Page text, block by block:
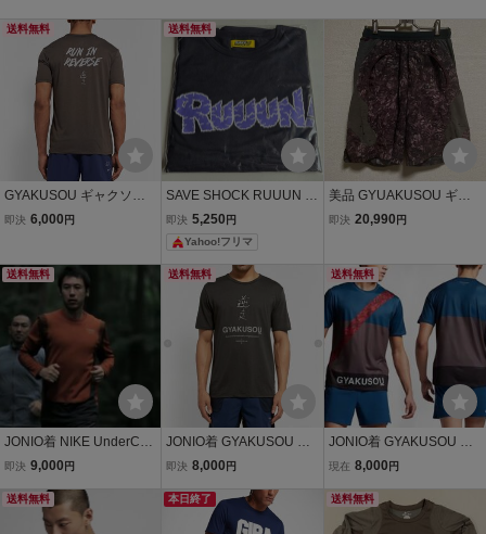
送料無料
GYAKUSOU ギャクソウ
NIKE ナイキ UnderCover
即決 6,000 円
送料無料
SAVE SHOCK RUUUN T
size M Tシャツ ブラック
黒 GO OUT ランニング bu
即決 5,250 円
Yahoo!フリマ
美品 GYUAKUSOU ギャ
クソウ 枯葉 ショートパン
即決 20,990 円
送料無料
JONIO着 NIKE UnderCov
er ナイキ アンダーカバー
DRI-FIT ロングスリーブ
長袖Tシャツ ロングTシャ
即決 9,000 円
送料無料
JONIO着 GYAKUSOU ギ
ャクソウ NIKE ナイキ Un
半袖Tシャツ S
即決 8,000 円
送料無料
JONIO着 GYAKUSOU ギ
ャクソウ NIKE ナイキ Un
NikeLab 2017SS 半袖 T
シャツ S 稀少 吸汗速乾 D
現在 8,000 円
送料無料 本日終了 送料無料